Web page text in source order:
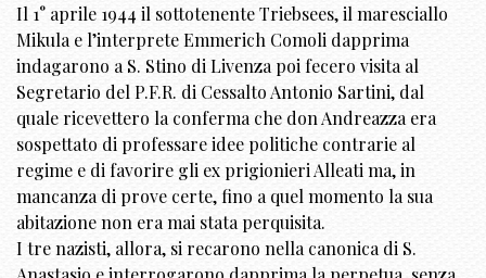
Il 1° aprile 1944 il sottotenente Triebsees, il maresciallo
Mikula e l’interprete Emmerich Comoli dapprima
indagarono a S. Stino di Livenza poi fecero visita al
Segretario del P.F.R. di Cessalto Antonio Sartini, dal
quale ricevettero la conferma che don Andreazza era
sospettato di professare idee politiche contrarie al
regime e di favorire gli ex prigionieri Alleati ma, in
mancanza di prove certe, fino a quel momento la sua
abitazione non era mai stata perquisita.
I tre nazisti, allora, si recarono nella canonica di S.